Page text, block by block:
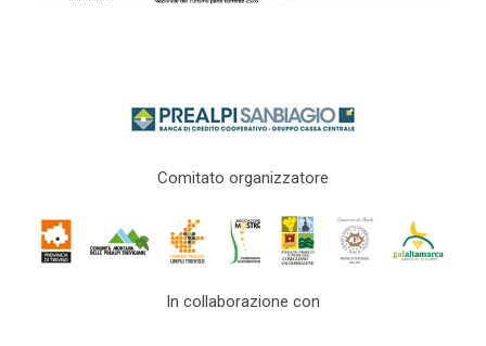
Comitato organizzatore
In collaborazione con